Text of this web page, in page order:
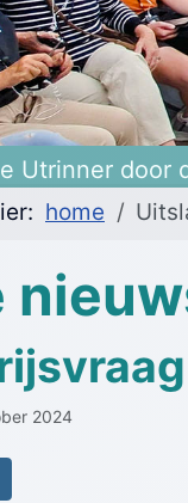
Utrinner door
home
2024